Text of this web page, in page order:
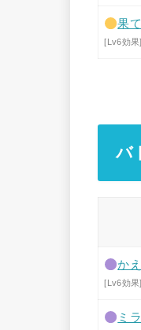
果
[Lv6効
バ
か
[Lv6効
ミ